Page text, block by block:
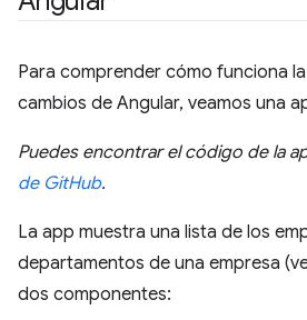
Para comprender cómo funciona
cambios de Angular, veamos una
Puedes encontrar el código de la
de GitHub.
La app muestra una lista de los
departamentos de una empresa
dos componentes: